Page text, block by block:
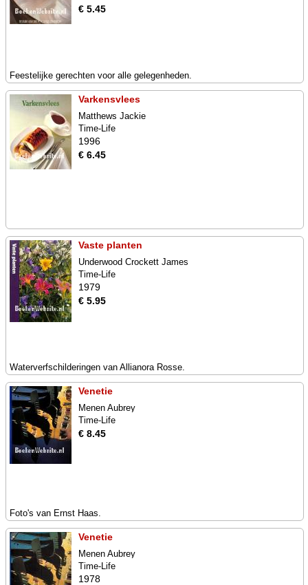
€ 5.45
Feestelijke gerechten voor alle gelegenheden.
Varkensvlees
Matthews Jackie
Time-Life
1996
€ 6.45
Vaste planten
Underwood Crockett James
Time-Life
1979
€ 5.95
Waterverfschilderingen van Allianora Rosse.
Venetie
Menen Aubrey
Time-Life
€ 8.45
Foto's van Ernst Haas.
Venetie
Menen Aubrey
Time-Life
1978